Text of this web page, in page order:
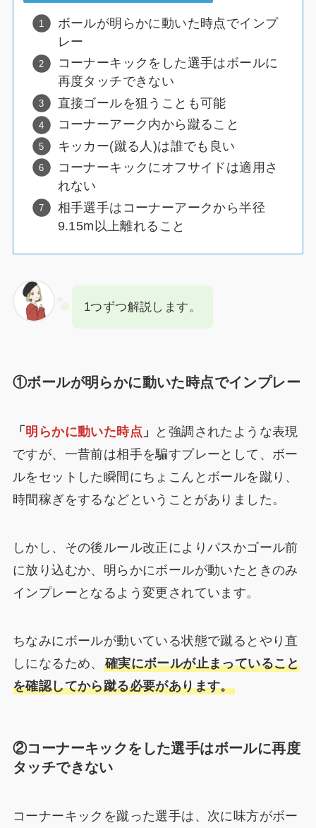
ボールが明らかに動いた時点でインプ
レー
コーナーキックをした選手はボールに
再度タッチできない
直接ゴールを狙うことも可能
コーナーアーク内から蹴ること
キッカー(蹴る人)は誰でも良い
コーナーキックにオフサイドは適用さ
れない
相手選手はコーナーアークから半径
9.15m以上離れること
1つずつ解説します。
①ボールが明らかに動いた時点でインプレー
「 明らかに動いた時点 」
と強調されたような表現
ですが、一昔前は相手を騙すプレーとして、ボー
ルをセットした瞬間にちょこんとボールを蹴り、
時間稼ぎをするなどということがありました。
しかし、その後ルール改正によりパスかゴール前
に放り込むか、明らかにボールが動いたときのみ
インプレーとなるよう変更されています。
ちなみにボールが動いている状態で蹴るとやり直
しになるため、 確実にボールが止まっていること
を確認してから蹴る必要があります。
②コーナーキックをした選手はボールに再度
タッチできない
コーナーキックを蹴った選手は、次に味方がボー